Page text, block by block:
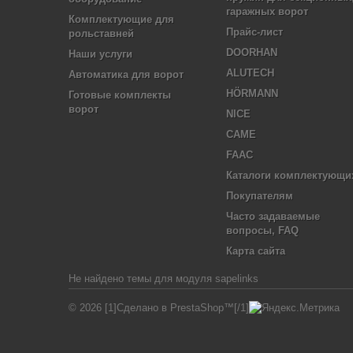
Комплектующие для
рольставней
Наши услуги
Автоматика для ворот
Готовые комплекты
ворот
гаражных ворот
Прайс-лист
DOORHAN
ALUTECH
HÖRMANN
NICE
CAME
FAAC
Каталоги
Покупателям
Часто задаваемые
вопросы, FAQ
Карта сайта
© 2026 [1]Сделано в PrestaShop™[/1]
Не найдено темы для модуля sapelinks